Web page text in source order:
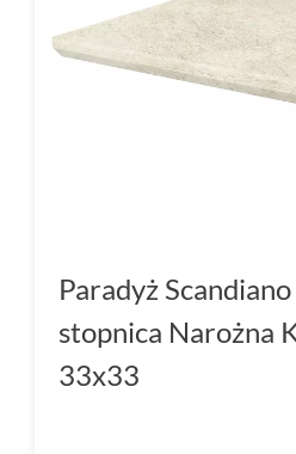
Paradyż
stopnica Narożna
33x33